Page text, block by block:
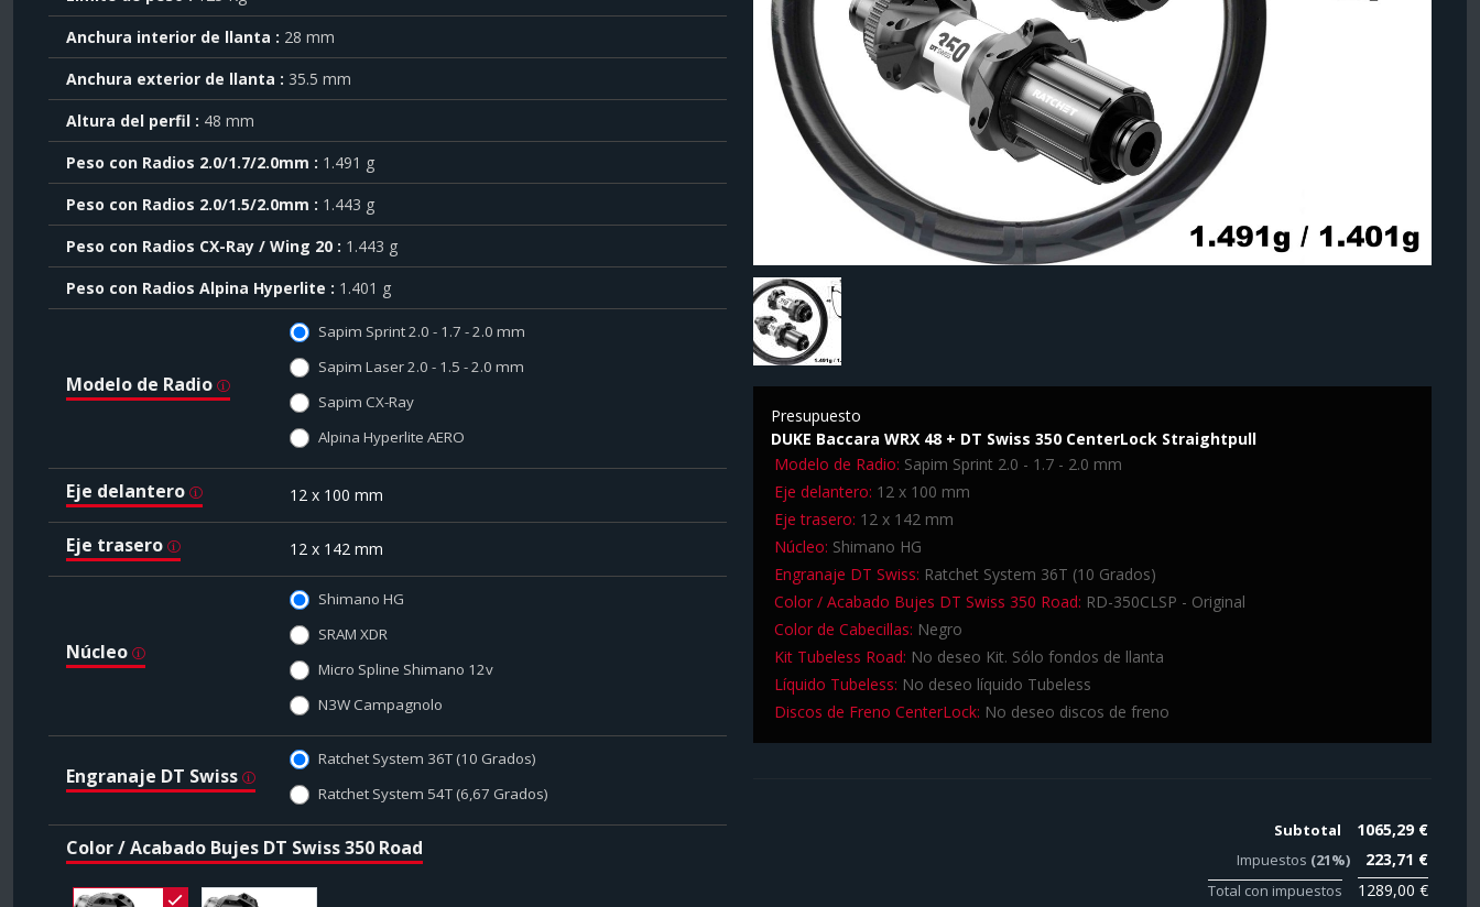
Presupuesto
DUKE Baccara WRX 48 + DT Swiss 350 CenterLock Straightpull
Modelo de Radio: Sapim Sprint 2.0 - 1.7 - 2.0 mm
Eje delantero: 12 x 100 mm
Eje trasero: 12 x 142 mm
Núcleo: Shimano HG
Engranaje DT Swiss: Ratchet System 36T (10 Grados)
Color / Acabado Bujes DT Swiss 350 Road: RD-350CLSP - Original
Color de Cabecillas: Negro
Kit Tubeless Road: No deseo Kit. Sólo fondos de llanta
Líquido Tubeless: No deseo líquido Tubeless
Discos de Freno CenterLock: No deseo discos de freno
Subtotal 1065,29 €
Impuestos (21%) 223,71 €
Total con impuestos 1289,00 €
sobre
símbolo
.
También
mostrar
toda
información.
Anchura interior de llanta
28 mm
Anchura exterior de llanta
35.5 mm
Altura del perfil
48 mm
Peso con Radios 2.0/1.7/2.0mm
1.491 g
Peso con Radios 2.0/1.5/2.0mm
1.443 g
Peso con Radios CX-Ray / Wing 20
1.443 g
Peso con Radios Alpina Hyperlite
1.401 g
Modelo de Radio
Sapim Sprint 2.0 - 1.7 - 2.0 mm
Sapim Laser 2.0 - 1.5 - 2.0 mm
Sapim CX-Ray
Alpina Hyperlite AERO
Eje delantero 12 x 100 mm
Eje trasero 12 x 142 mm
Núcleo
Shimano HG
SRAM XDR
Micro Spline Shimano 12v
N3W Campagnolo
Engranaje DT Swiss
Ratchet System 36T (10 Grados)
Ratchet System 54T (6,67 Grados)
Color / Acabado Bujes DT Swiss 350 Road